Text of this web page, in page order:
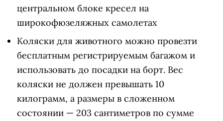
центральном блоке кресел на
широкофюзеляжных самолетах
Коляски для животного можно провезти
бесплатным регистрируемым багажом и
использовать до посадки на борт. Вес
коляски не должен превышать 10
килограмм, а размеры в сложенном
состоянии — 203 сантиметров по сумме